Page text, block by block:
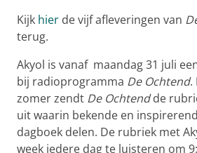
Kijk hier de vijf afleveringen van
terug.
Akyol is vanaf maandag 31 juli
bij radioprogramma De Ochtend.
zomer zendt De Ochtendde
uit waarin bekende en
dagboek delen. De rubriek met
week iedere dag te luisteren om